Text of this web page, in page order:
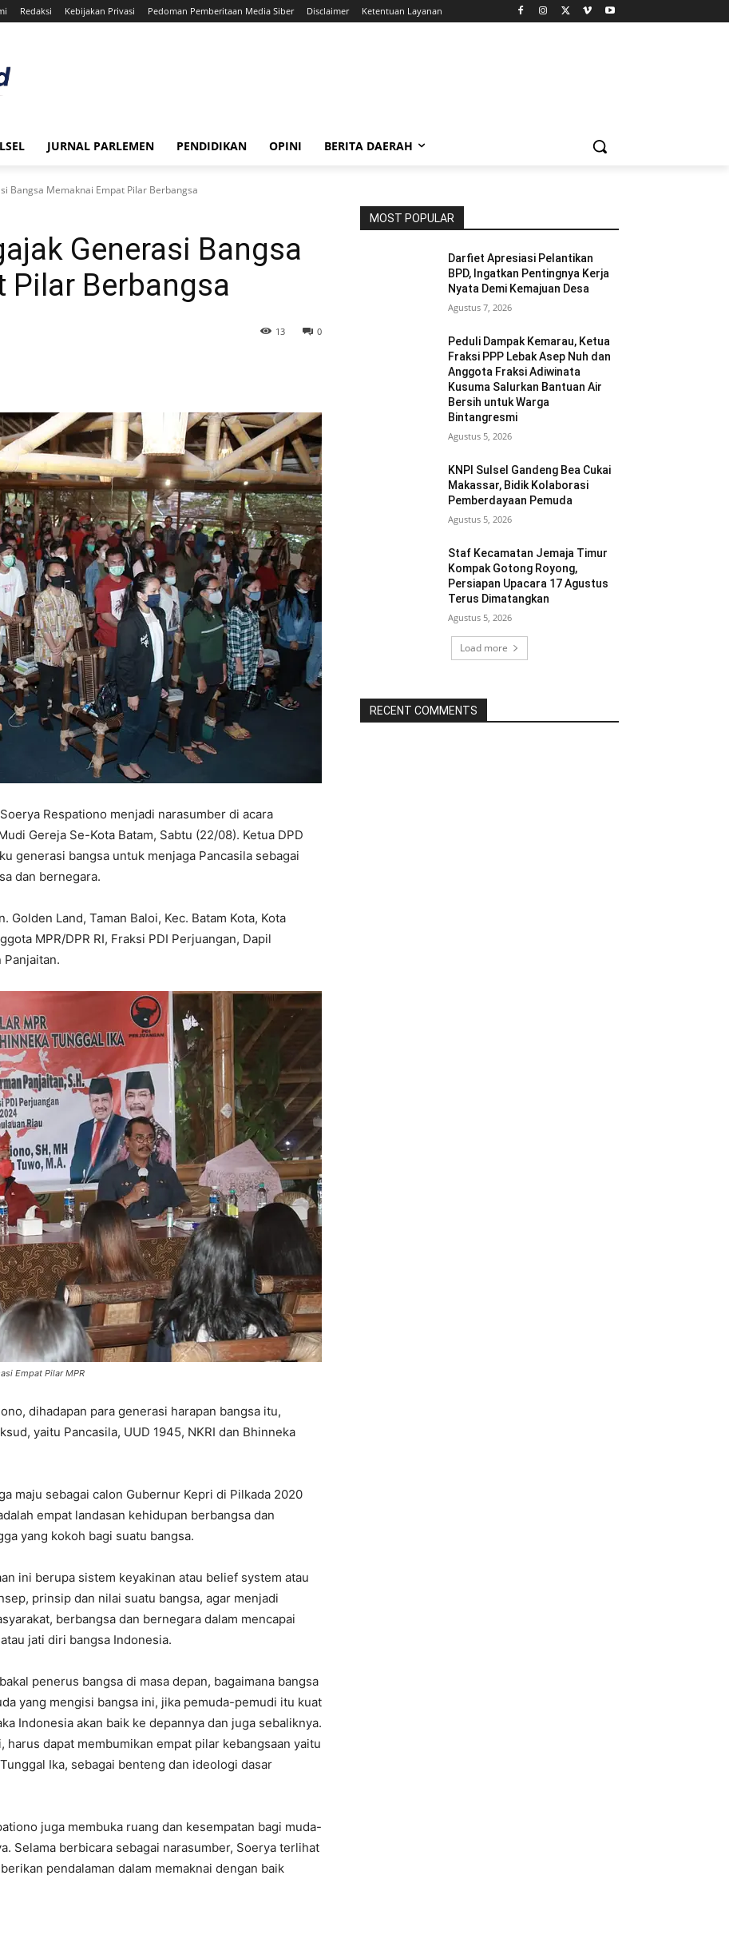
Redaksi Kebijakan Privasi Pedoman Pemberitaan Media Siber Disclaimer Ketentuan Layanan
JURNAL PARLEMEN PENDIDIKAN OPINI BERITA DAERAH
Bangsa Memaknai Empat Pilar Berbangsa
Generasi Bangsa
Pilar Berbangsa
0
13
Respationo menjadi narasumber di acara
Gereja Se-Kota Batam, Sabtu (22/08). Ketua DPD
generasi bangsa untuk menjaga Pancasila sebagai
dan bernegara.
Land, Taman Baloi, Kec. Batam Kota, Kota
MPR/DPR RI, Fraksi PDI Perjuangan, Dapil
Panjaitan.
Empat Pilar MPR
dihadapan para generasi harapan bangsa itu,
yaitu Pancasila, UUD 1945, NKRI dan Bhinneka
maju sebagai calon Gubernur Kepri di Pilkada 2020
empat landasan kehidupan berbangsa dan
yang kokoh bagi suatu bangsa.
ini berupa sistem keyakinan atau belief system atau
prinsip dan nilai suatu bangsa, agar menjadi
berbangsa dan bernegara dalam mencapai
jati diri bangsa Indonesia.
penerus bangsa di masa depan, bagaimana bangsa
yang mengisi bangsa ini, jika pemuda-pemudi itu kuat
Indonesia akan baik ke depannya dan juga sebaliknya.
dapat membumikan empat pilar kebangsaan yaitu
Ika, sebagai benteng dan ideologi dasar
juga membuka ruang dan kesempatan bagi muda-
Selama berbicara sebagai narasumber, Soerya terlihat
pendalaman dalam memaknai dengan baik
MOST POPULAR
Darfiet Apresiasi Pelantikan
BPD, Ingatkan Pentingnya Kerja
Nyata Demi Kemajuan Desa
Agustus 7, 2026
Peduli Dampak Kemarau, Ketua
Fraksi PPP Lebak Asep Nuh dan
Anggota Fraksi Adiwinata
Kusuma Salurkan Bantuan Air
Bersih untuk Warga
Bintangresmi
Agustus 5, 2026
KNPI Sulsel Gandeng Bea Cukai
Makassar, Bidik Kolaborasi
Pemberdayaan Pemuda
Agustus 5, 2026
Staf Kecamatan Jemaja Timur
Kompak Gotong Royong,
Persiapan Upacara 17 Agustus
Terus Dimatangkan ‎
Agustus 5, 2026
Load more
RECENT COMMENTS